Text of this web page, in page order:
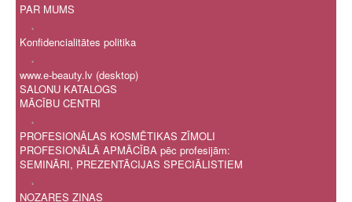
PAR MUMS
.
Konfidencialitātes politika
.
www.e-beauty.lv (desktop)
SALONU KATALOGS
MĀCĪBU CENTRI
.
PROFESIONĀLAS KOSMĒTIKAS ZĪMOLI
PROFESIONĀLĀ APMĀCĪBA pēc profesijām:
SEMINĀRI, PREZENTĀCIJAS SPECIĀLISTIEM
.
NOZARES ZIŅAS